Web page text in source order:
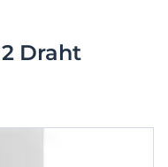
Draht